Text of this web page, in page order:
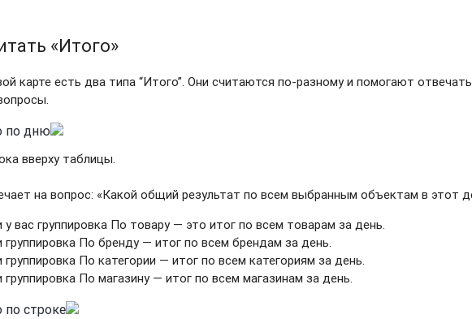
«Итого»
карте есть два типа “Итого”. Они считаются по-разному и помогают
по дню
вверху таблицы.
на вопрос: «Какой общий результат по всем выбранным объектам в этот
у вас группировка По товару — это итог по всем товарам за день.
группировка По бренду — итог по всем брендам за день.
группировка По категории — итог по всем категориям за день.
группировка По магазину — итог по всем магазинам за день.
по строке